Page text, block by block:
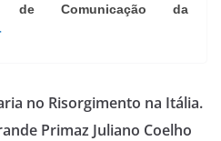
de Comunicação da
no Risorgimento na Itália.
Primaz Juliano Coelho